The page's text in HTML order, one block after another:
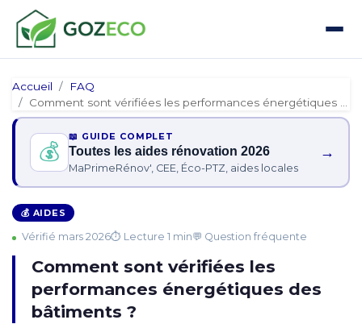
Accueil
FAQ
Comment sont vérifiées les performances énergétiques des bât…
💰
📖 GUIDE COMPLET
Toutes les aides rénovation 2026
MaPrimeRénov', CEE, Éco-PTZ, aides locales
→
💰 AIDES
Vérifié mars 2026⏱ Lecture 1 min💬 Question fréquente
Comment sont vérifiées les
performances énergétiques des
bâtiments ?